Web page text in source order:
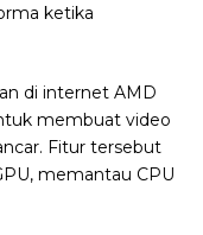
ketika
di internet AMD
membuat video
Fitur tersebut
memantau CPU